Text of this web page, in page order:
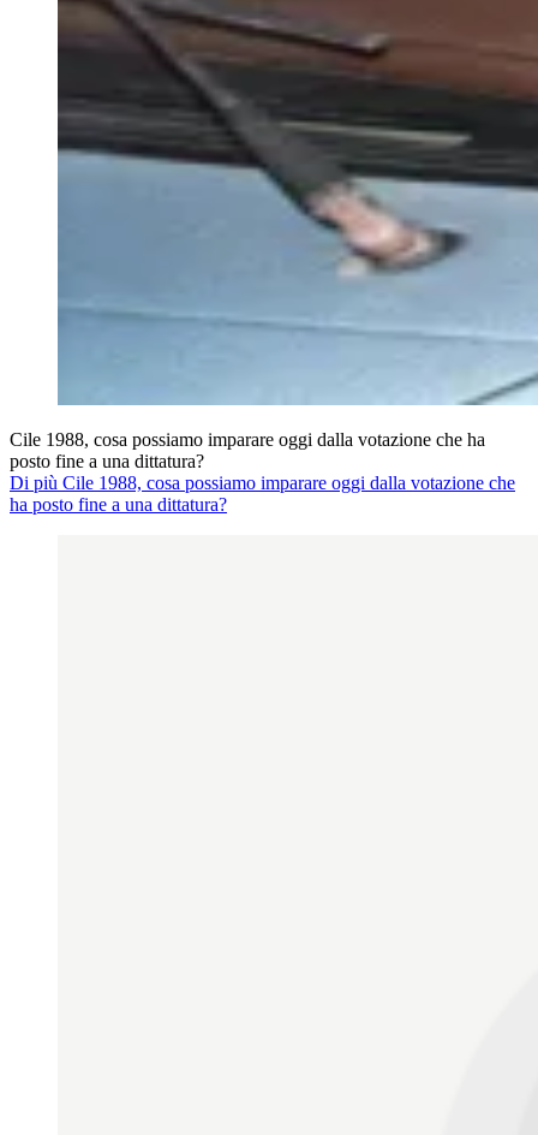
Cile 1988, cosa possiamo imparare oggi dalla votazione che ha
posto fine a una dittatura?
Di più Cile 1988, cosa possiamo imparare oggi dalla votazione che
ha posto fine a una dittatura?